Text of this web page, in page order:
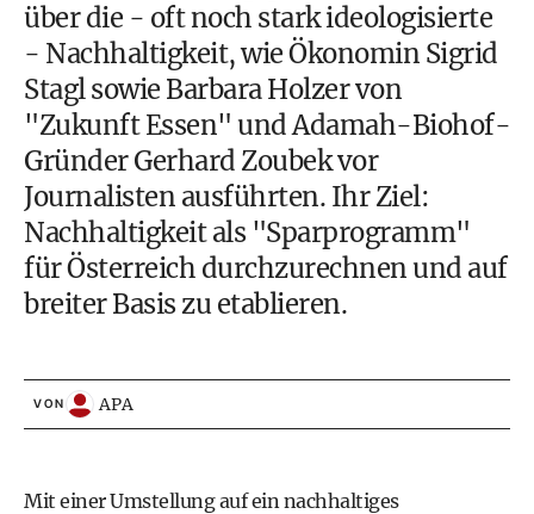
über die - oft noch stark ideologisierte
- Nachhaltigkeit, wie Ökonomin Sigrid
Stagl sowie Barbara Holzer von
"Zukunft Essen" und Adamah-Biohof-
Gründer Gerhard Zoubek vor
Journalisten ausführten. Ihr Ziel:
Nachhaltigkeit als "Sparprogramm"
für Österreich durchzurechnen und auf
breiter Basis zu etablieren.
VON APA
Mit einer Umstellung auf ein nachhaltiges